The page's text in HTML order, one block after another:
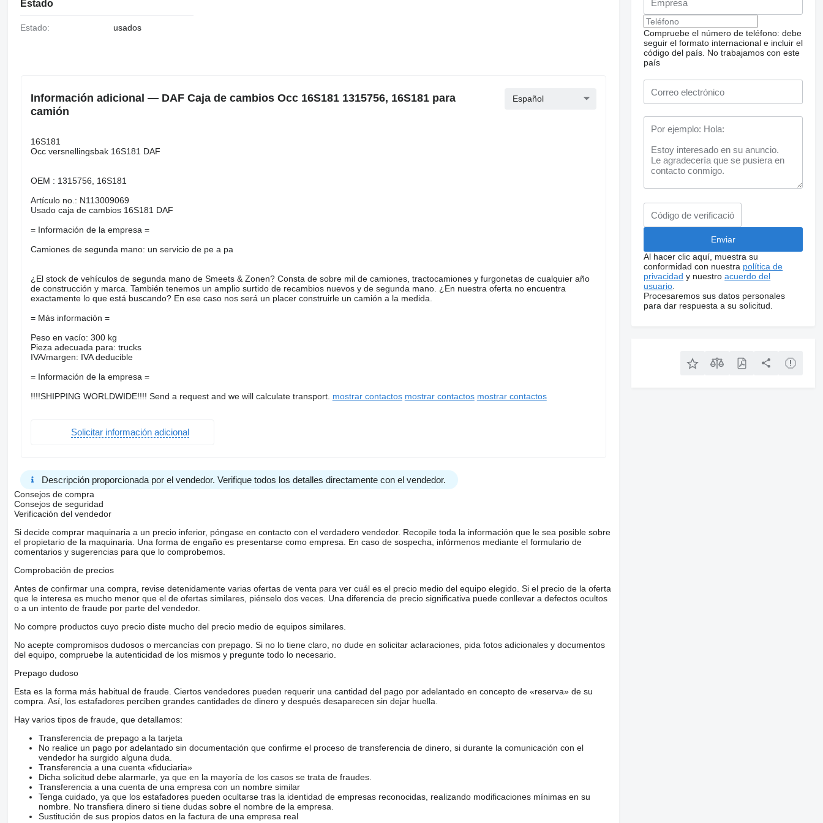
Estado
Estado: usados
Información adicional — DAF Caja de cambios Occ 16S181 1315756, 16S181 para
camión
Español
16S181
Occ versnellingsbak 16S181 DAF
OEM : 1315756, 16S181
Artículo no.: N113009069
Usado caja de cambios 16S181 DAF
= Información de la empresa =
Camiones de segunda mano: un servicio de pe a pa
¿El stock de vehículos de segunda mano de Smeets & Zonen? Consta de sobre mil de camiones, tractocamiones y furgonetas de cualquier año
de construcción y marca. También tenemos un amplio surtido de recambios nuevos y de segunda mano. ¿En nuestra oferta no encuentra
exactamente lo que está buscando? En ese caso nos será un placer construirle un camión a la medida.
= Más información =
Peso en vacío: 300 kg
Pieza adecuada para: trucks
IVA/margen: IVA deducible
= Información de la empresa =
!!!!SHIPPING WORLDWIDE!!!! Send a request and we will calculate transport. mostrar contactos mostrar contactos mostrar contactos
Solicitar información adicional
Descripción proporcionada por el vendedor. Verifique todos los detalles directamente con el vendedor.
Consejos de compra
Consejos de seguridad
Verificación del vendedor
Si decide comprar maquinaria a un precio inferior, póngase en contacto con el verdadero vendedor. Recopile toda la información que le sea posible sobre
el propietario de la maquinaria. Una forma de engaño es presentarse como empresa. En caso de sospecha, infórmenos mediante el formulario de
comentarios y sugerencias para que lo comprobemos.
Comprobación de precios
Antes de confirmar una compra, revise detenidamente varias ofertas de venta para ver cuál es el precio medio del equipo elegido. Si el precio de la oferta
que le interesa es mucho menor que el de ofertas similares, piénselo dos veces. Una diferencia de precio significativa puede conllevar a defectos ocultos
o a un intento de fraude por parte del vendedor.
No compre productos cuyo precio diste mucho del precio medio de equipos similares.
No acepte compromisos dudosos o mercancías con prepago. Si no lo tiene claro, no dude en solicitar aclaraciones, pida fotos adicionales y documentos
del equipo, compruebe la autenticidad de los mismos y pregunte todo lo necesario.
Prepago dudoso
Esta es la forma más habitual de fraude. Ciertos vendedores pueden requerir una cantidad del pago por adelantado en concepto de «reserva» de su
compra. Así, los estafadores perciben grandes cantidades de dinero y después desaparecen sin dejar huella.
Hay varios tipos de fraude, que detallamos:
Transferencia de prepago a la tarjeta
No realice un pago por adelantado sin documentación que confirme el proceso de transferencia de dinero, si durante la comunicación con el
vendedor ha surgido alguna duda.
Transferencia a una cuenta «fiduciaria»
Dicha solicitud debe alarmarle, ya que en la mayoría de los casos se trata de fraudes.
Transferencia a una cuenta de una empresa con un nombre similar
Tenga cuidado, ya que los estafadores pueden ocultarse tras la identidad de empresas reconocidas, realizando modificaciones mínimas en su
nombre. No transfiera dinero si tiene dudas sobre el nombre de la empresa.
Sustitución de sus propios datos en la factura de una empresa real
Compruebe el número de teléfono: debe
seguir el formato internacional e incluir el
código del país. No trabajamos con este
país
Al hacer clic aquí, muestra su
conformidad con nuestra política de
privacidad y nuestroacuerdo del
usuario
Procesaremos sus datos personales
para dar respuesta a su solicitud.